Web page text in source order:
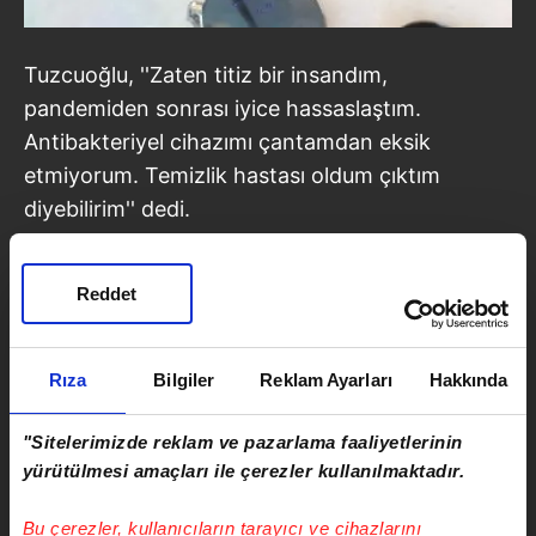
Rıza Bilgiler Reklam Ayarları Hakkında
"Sitelerimizde reklam ve pazarlama faaliyetlerinin
yürütülmesi amaçları ile çerezler kullanılmaktadır.
Bu çerezler, kullanıcıların tarayıcı ve cihazlarını
Reddet
Tuzcuoğlu, ''Zaten titiz bir insandım,
pandemiden sonrası iyice hassaslaştım.
Antibakteriyel cihazımı çantamdan eksik
etmiyorum. Temizlik hastası oldum çıktım
diyebilirim'' dedi.